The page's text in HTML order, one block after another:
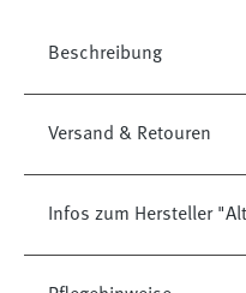
Beschreibung
Versand & Retouren
Infos zum Hersteller